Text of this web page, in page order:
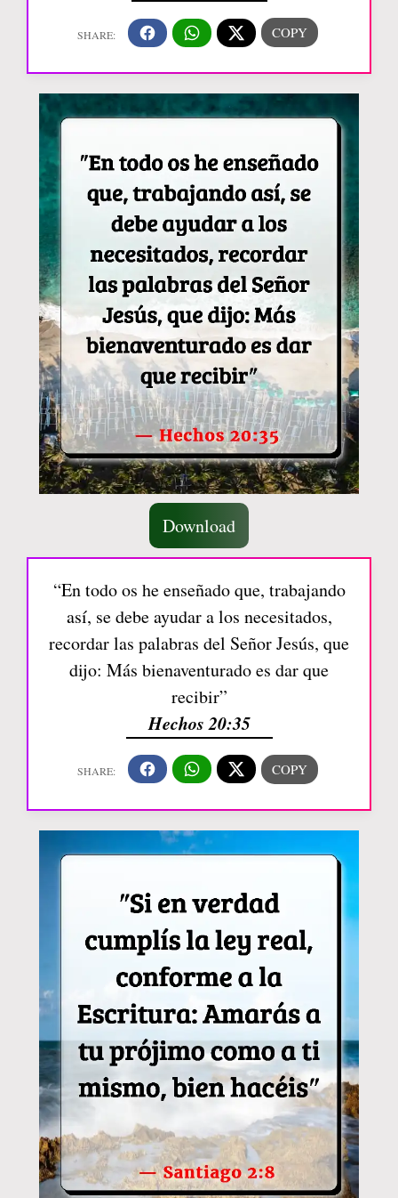
Download
“En todo os he enseñado que, trabajando
así, se debe ayudar a los necesitados,
recordar las palabras del Señor Jesús, que
dijo: Más bienaventurado es dar que
recibir”
Hechos 20:35